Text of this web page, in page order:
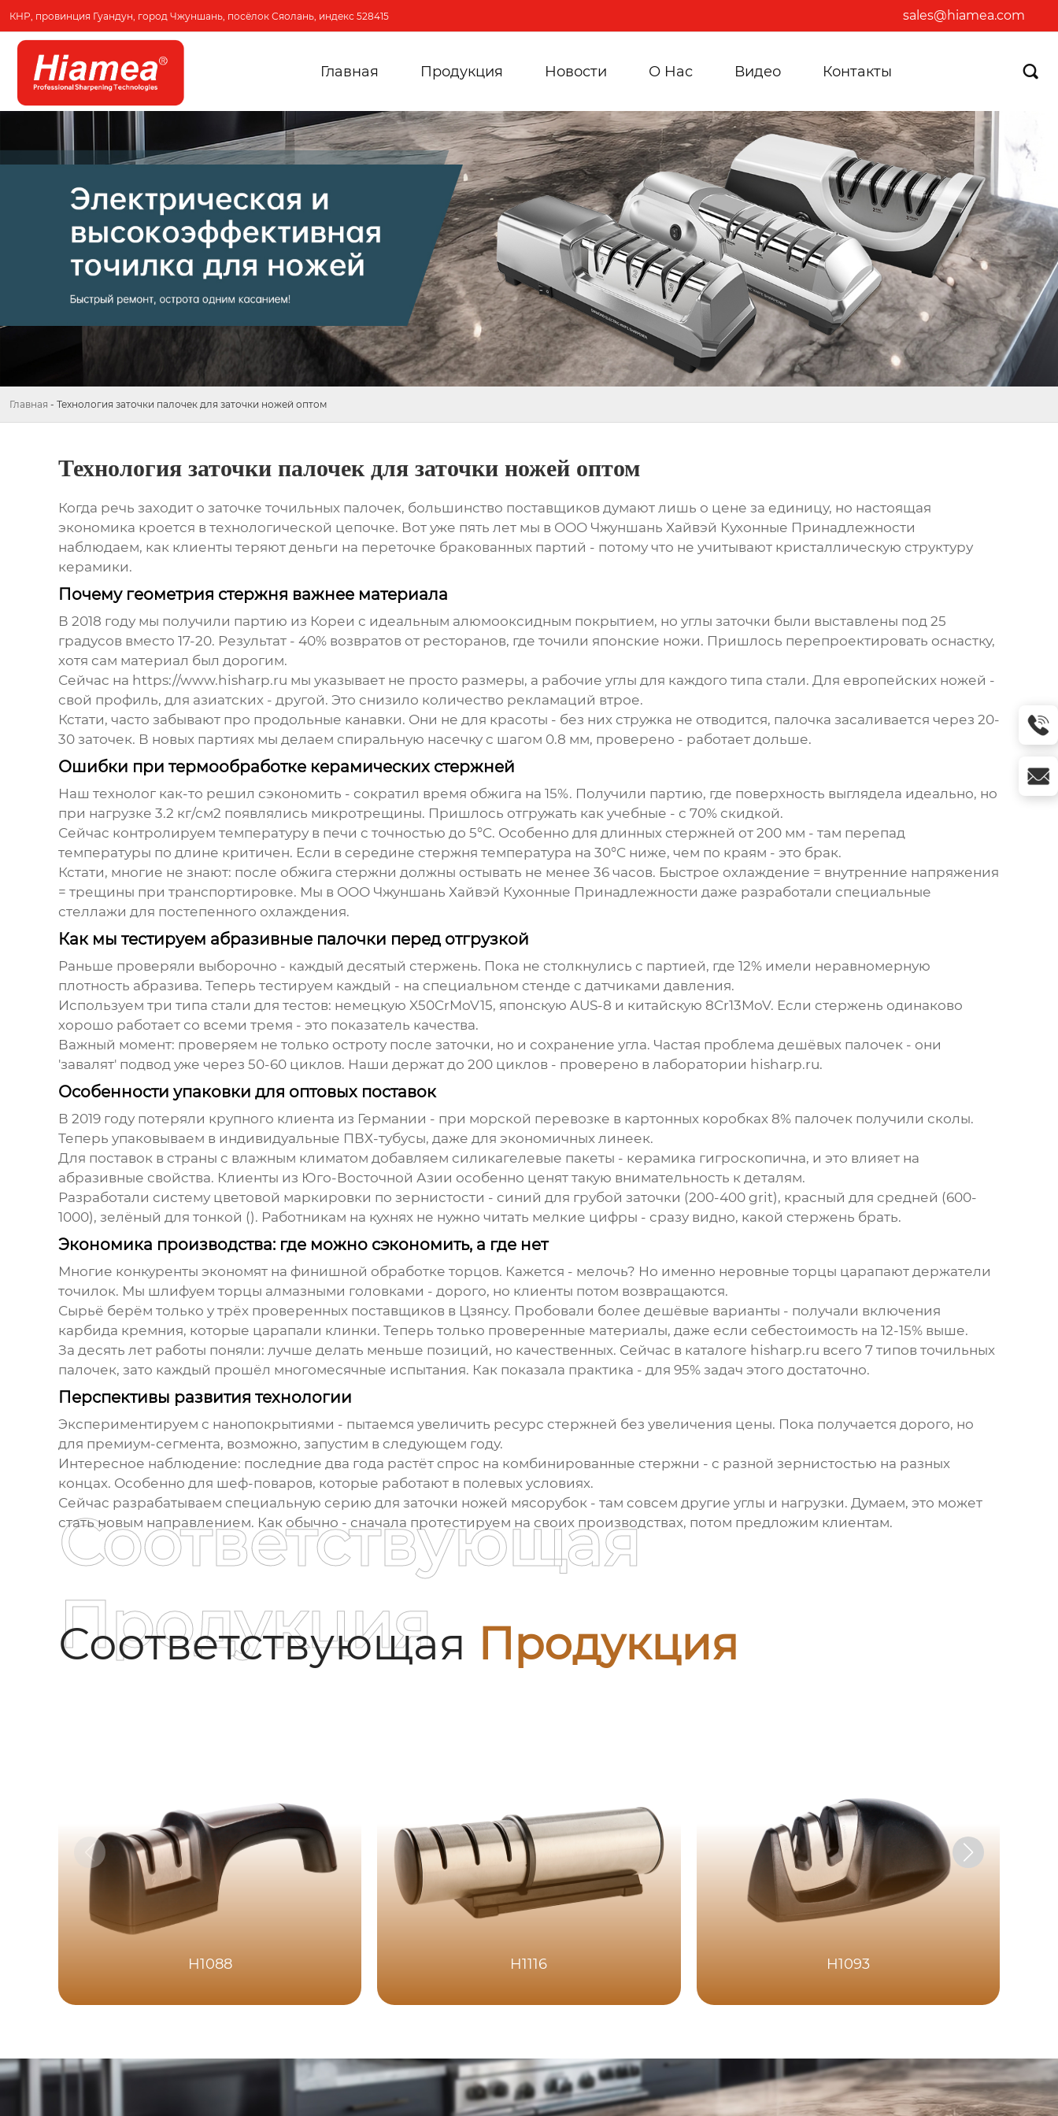
КНР, провинция Гуандун, город Чжуншань, посёлок Сяолань, индекс 528415 sales@hiamea.com
Главная Продукция Новости О Hас Видео Контакты 
Главная - Технология заточки палочек для заточки ножей оптом
Технология заточки палочек для заточки ножей оптом
Когда речь заходит о заточке точильных палочек, большинство поставщиков думают лишь о цене за единицу, но настоящая
экономика кроется в технологической цепочке. Вот уже пять лет мы в ООО Чжуншань Хайвэй Кухонные Принадлежности
наблюдаем, как клиенты теряют деньги на переточке бракованных партий - потому что не учитывают кристаллическую структуру
керамики.
Почему геометрия стержня важнее материала
В 2018 году мы получили партию из Кореи с идеальным алюмооксидным покрытием, но углы заточки были выставлены под 25
градусов вместо 17-20. Результат - 40% возвратов от ресторанов, где точили японские ножи. Пришлось перепроектировать оснастку,
хотя сам материал был дорогим.
Сейчас на https://www.hisharp.ru мы указывает не просто размеры, а рабочие углы для каждого типа стали. Для европейских ножей -
свой профиль, для азиатских - другой. Это снизило количество рекламаций втрое.
Кстати, часто забывают про продольные канавки. Они не для красоты - без них стружка не отводится, палочка засаливается через 20-
30 заточек. В новых партиях мы делаем спиральную насечку с шагом 0.8 мм, проверено - работает дольше.
Ошибки при термообработке керамических стержней
Наш технолог как-то решил сэкономить - сократил время обжига на 15%. Получили партию, где поверхность выглядела идеально, но
при нагрузке 3.2 кг/см2 появлялись микротрещины. Пришлось отгружать как учебные - с 70% скидкой.
Сейчас контролируем температуру в печи с точностью до 5°C. Особенно для длинных стержней от 200 мм - там перепад
температуры по длине критичен. Если в середине стержня температура на 30°C ниже, чем по краям - это брак.
Кстати, многие не знают: после обжига стержни должны остывать не менее 36 часов. Быстрое охлаждение = внутренние напряжения
= трещины при транспортировке. Мы в ООО Чжуншань Хайвэй Кухонные Принадлежности даже разработали специальные
стеллажи для постепенного охлаждения.
Как мы тестируем абразивные палочки перед отгрузкой
Раньше проверяли выборочно - каждый десятый стержень. Пока не столкнулись с партией, где 12% имели неравномерную
плотность абразива. Теперь тестируем каждый - на специальном стенде с датчиками давления.
Используем три типа стали для тестов: немецкую X50CrMoV15, японскую AUS-8 и китайскую 8Cr13MoV. Если стержень одинаково
хорошо работает со всеми тремя - это показатель качества.
Важный момент: проверяем не только остроту после заточки, но и сохранение угла. Частая проблема дешёвых палочек - они
'завалят' подвод уже через 50-60 циклов. Наши держат до 200 циклов - проверено в лаборатории hisharp.ru.
Особенности упаковки для оптовых поставок
В 2019 году потеряли крупного клиента из Германии - при морской перевозке в картонных коробках 8% палочек получили сколы.
Теперь упаковываем в индивидуальные ПВХ-тубусы, даже для экономичных линеек.
Для поставок в страны с влажным климатом добавляем силикагелевые пакеты - керамика гигроскопична, и это влияет на
абразивные свойства. Клиенты из Юго-Восточной Азии особенно ценят такую внимательность к деталям.
Разработали систему цветовой маркировки по зернистости - синий для грубой заточки (200-400 grit), красный для средней (600-
1000), зелёный для тонкой (). Работникам на кухнях не нужно читать мелкие цифры - сразу видно, какой стержень брать.
Экономика производства: где можно сэкономить, а где нет
Многие конкуренты экономят на финишной обработке торцов. Кажется - мелочь? Но именно неровные торцы царапают держатели
точилок. Мы шлифуем торцы алмазными головками - дорого, но клиенты потом возвращаются.
Сырьё берём только у трёх проверенных поставщиков в Цзянсу. Пробовали более дешёвые варианты - получали включения
карбида кремния, которые царапали клинки. Теперь только проверенные материалы, даже если себестоимость на 12-15% выше.
За десять лет работы поняли: лучше делать меньше позиций, но качественных. Сейчас в каталоге hisharp.ru всего 7 типов точильных
палочек, зато каждый прошёл многомесячные испытания. Как показала практика - для 95% задач этого достаточно.
Перспективы развития технологии
Экспериментируем с нанопокрытиями - пытаемся увеличить ресурс стержней без увеличения цены. Пока получается дорого, но
для премиум-сегмента, возможно, запустим в следующем году.
Интересное наблюдение: последние два года растёт спрос на комбинированные стержни - с разной зернистостью на разных
концах. Особенно для шеф-поваров, которые работают в полевых условиях.
Сейчас разрабатываем специальную серию для заточки ножей мясорубок - там совсем другие углы и нагрузки. Думаем, это может
стать новым направлением. Как обычно - сначала протестируем на своих производствах, потом предложим клиентам.
Соответствующая Продукция
Соответствующая
Продукция
H1088 H1116 H1093